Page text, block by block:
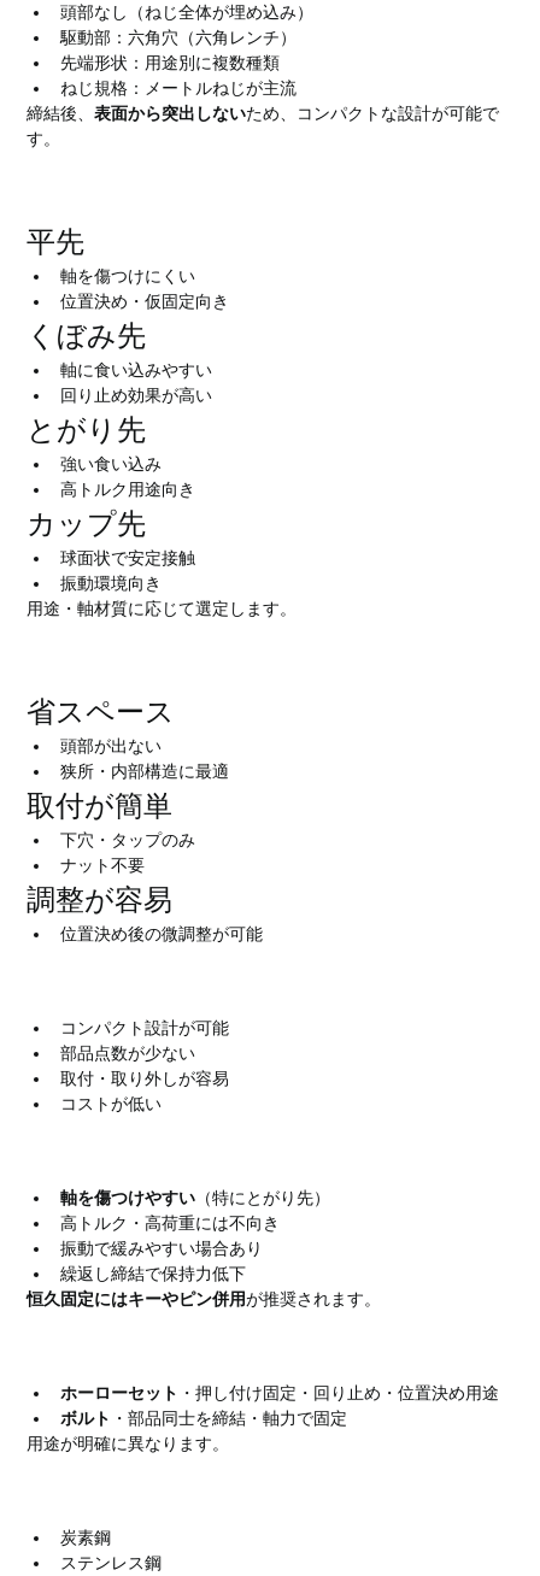
頭部なし（ねじ全体が埋め込み）
駆動部：六角穴（六角レンチ）
先端形状：用途別に複数種類
ねじ規格：メートルねじが主流
締結後、表面から突出しないため、コンパクトな設計が可能で
す。
平先
軸を傷つけにくい
位置決め・仮固定向き
くぼみ先
軸に食い込みやすい
回り止め効果が高い
とがり先
強い食い込み
高トルク用途向き
カップ先
球面状で安定接触
振動環境向き
用途・軸材質に応じて選定します。
省スペース
頭部が出ない
狭所・内部構造に最適
取付が簡単
下穴・タップのみ
ナット不要
調整が容易
位置決め後の微調整が可能
コンパクト設計が可能
部品点数が少ない
取付・取り外しが容易
コストが低い
軸を傷つけやすい （特にとがり先）
高トルク・高荷重には不向き
振動で緩みやすい場合あり
繰返し締結で保持力低下
恒久固定にはキーやピン併用が推奨されます。
ホーローセット ・押し付け固定・回り止め・位置決め用途
ボルト ・部品同士を締結・軸力で固定
用途が明確に異なります。
炭素鋼
ステンレス鋼